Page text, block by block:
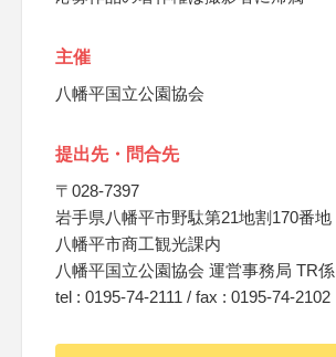
主催
八幡平国立公園協会
提出先・問合先
〒028-7397
岩手県八幡平市野駄第21地割170番地
八幡平市商工観光課内
八幡平国立公園協会 運営事務局 TR係
tel : 0195-74-2111 / fax : 0195-74-2102